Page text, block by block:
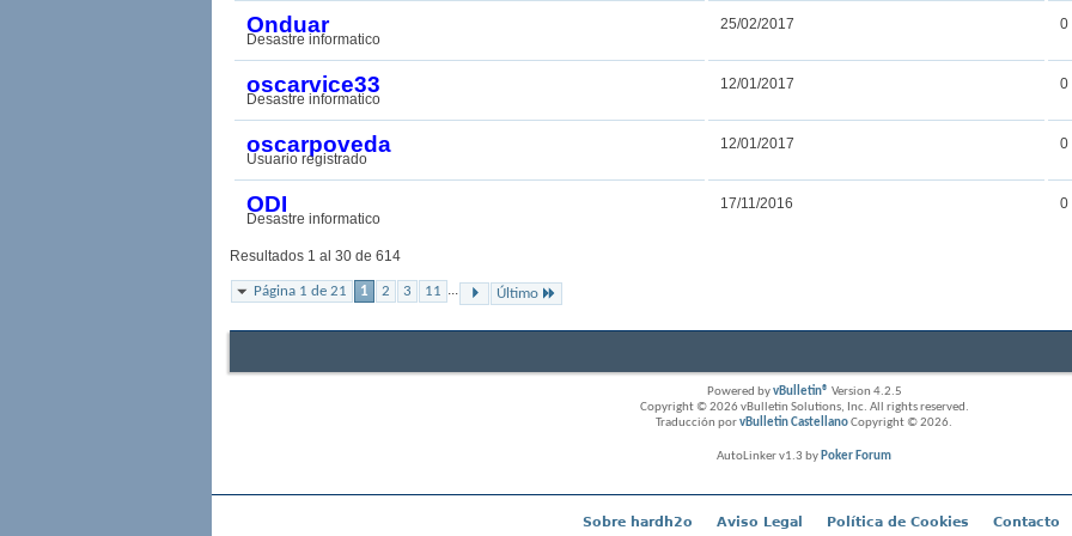
Onduar
Desastre informatico
25/02/2017 0
oscarvice33
Desastre informatico
12/01/2017 0
oscarpoveda
Usuario registrado
12/01/2017 0
ODI
Desastre informatico
17/11/2016 0
Resultados 1 al 30 de 614
Página 1 de 21 1 2 3 11 ... Último
Powered byvBulletin® Version 4.2.5
Copyright © 2026 vBulletin Solutions, Inc. All rights reserved.
Traducción porvBulletin CastellanoCopyright © 2026.
AutoLinker v1.3 by Poker Forum
Sobre hardh2o Aviso Legal Política de Cookies Contacto